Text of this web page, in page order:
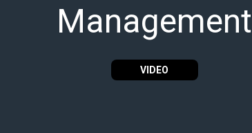
Management
VIDEO